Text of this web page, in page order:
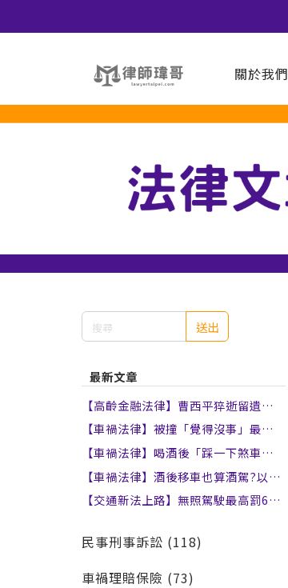
關於我們
送出
最新文章
【高齡金融法律】曹西平猝逝留遺囑，
乾兒子卻是法律上的「陌生人」!單身
族如何破解特留分?
【車禍法律】被撞「覺得沒事」最危
險！律師：為什麼「高齡車禍」更不能
大意？
【車禍法律】喝酒後「踩一下煞車」算
酒駕嗎？法院判決酒駕構成要件怎麼
看！
【車禍法律】酒後移車也算酒駕?以為
只是挪一下車就犯公共危險罪！
【交通新法上路】無照駕駛最高罰6
考照
民事刑事訴訟 (118)
車禍理賠保險 (73)